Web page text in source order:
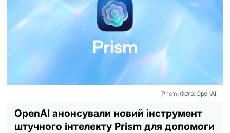
Prism. Фото: OpenAI
OpenAI анонсували новий інструмент
штучного інтелекту Prism для допомоги